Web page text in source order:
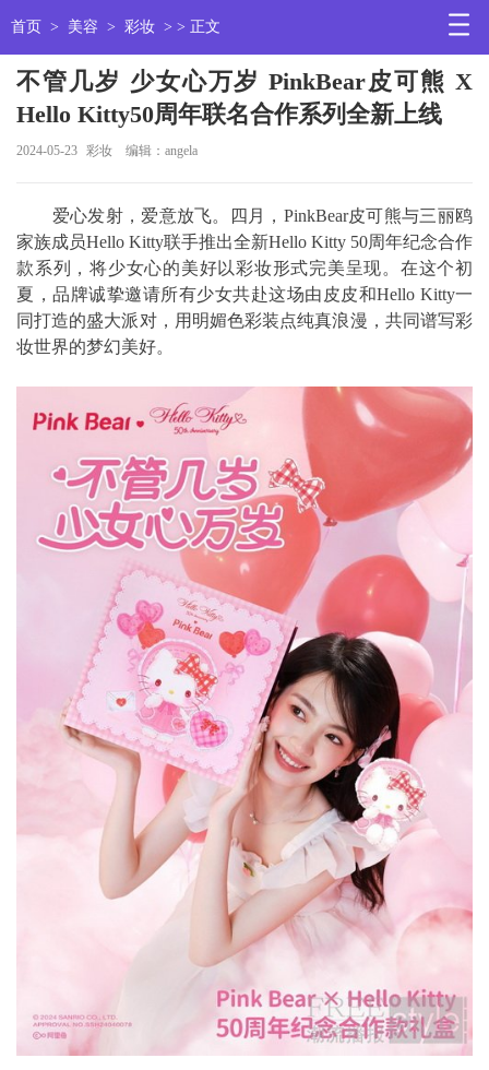
首页 > 美容 > 彩妆 > > 正文
不管几岁 少女心万岁 PinkBear皮可熊 X
Hello Kitty50周年联名合作系列全新上线
2024-05-23 彩妆 编辑：angela
爱心发射，爱意放飞。四月，PinkBear皮可熊与三丽鸥
家族成员Hello Kitty联手推出全新Hello Kitty 50周年纪念合作
款系列，将少女心的美好以彩妆形式完美呈现。在这个初
夏，品牌诚挚邀请所有少女共赴这场由皮皮和Hello Kitty一
同打造的盛大派对，用明媚色彩装点纯真浪漫，共同谱写彩
妆世界的梦幻美好。